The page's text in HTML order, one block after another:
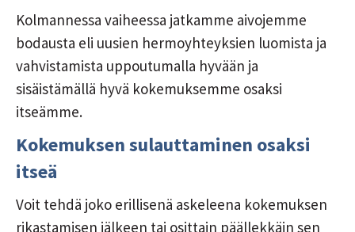
Kolmannessa vaiheessa jatkamme aivojemme
bodausta eli uusien hermoyhteyksien luomista ja
vahvistamista uppoutumalla hyvään ja
sisäistämällä hyvä kokemuksemme osaksi
itseämme.
Kokemuksen sulauttaminen osaksi
itseä
Voit tehdä joko erillisenä askeleena kokemuksen
rikastamisen jälkeen tai osittain päällekkäin sen